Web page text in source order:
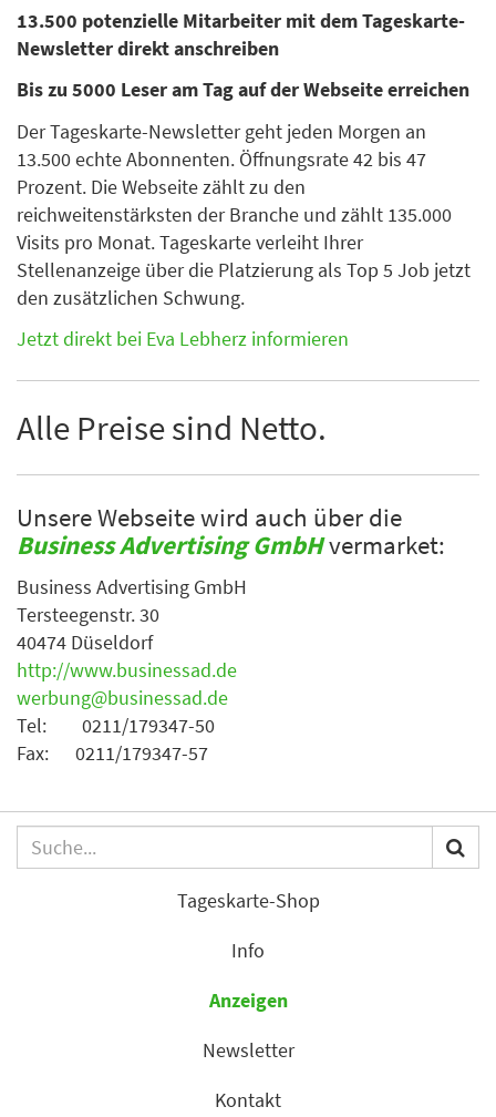
13.500 potenzielle Mitarbeiter mit dem Tageskarte-
Newsletter direkt anschreiben
Bis zu 5000 Leser am Tag auf der Webseite erreichen
Der Tageskarte-Newsletter geht jeden Morgen an
13.500 echte Abonnenten. Öffnungsrate 42 bis 47
Prozent. Die Webseite zählt zu den
reichweitenstärksten der Branche und zählt 135.000
Visits pro Monat. Tageskarte verleiht Ihrer
Stellenanzeige über die Platzierung als Top 5 Job jetzt
den zusätzlichen Schwung.
Jetzt direkt bei Eva Lebherz informieren
Alle Preise sind Netto.
Unsere Webseite wird auch über die
Business Advertising GmbHvermarket:
Business Advertising GmbH
Tersteegenstr. 30
40474 Düseldorf
http://www.businessad.de
werbung@businessad.de
Tel: 0211/179347-50
Fax: 0211/179347-57
Tageskarte-Shop
Info
Anzeigen
Newsletter
Kontakt